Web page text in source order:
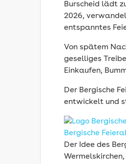
Burscheid lädt
2026,
entspanntes
Von spätem
geselliges
Einkaufen,
Der Bergische
entwickelt und
Der Idee des